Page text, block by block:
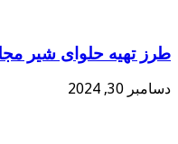
طرز تهیه حلوای شیر
دسامبر 30, 2024